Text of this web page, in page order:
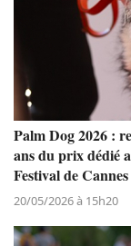
Palm Dog 2026 :
ans du prix dédié
Festival de Cannes
20/05/2026 à 15h20